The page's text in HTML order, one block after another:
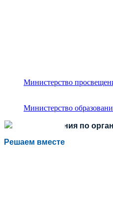
Министерство
Министерство
Решаем вместе
Есть предложения по